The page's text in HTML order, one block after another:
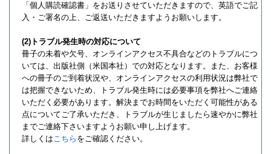
「個人購読確認書」をお送りさせていただきますので、英語でご記
入・ご署名の上、ご返送いただきますようお願いします。
(2)トラブル発生時の対応について
冊子の未着や欠号、オンラインアクセス不具合などのトラブルにつ
いては、出版社側（米国本社）での対応となります。また、お客様
への冊子のご到着状況や、オンラインアクセスの利用状況は弊社で
は把握できないため、トラブル発生時には必要事項を弊社へご連絡
いただく必要があります。解決までお時間をいただく可能性がある
点についてご了承いただき、トラブルが生じましたら速やかに弊社
までご連絡下さいますようお願い申し上げます。
詳しくはこちら をご確認ください。